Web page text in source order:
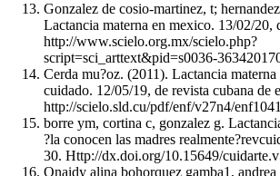
Gonzalez de cosio-martinez, t;
Lactancia materna en mexico. 13/02/20,
http://www.scielo.org.mx/scielo.php?
script=sci_arttext&pid=s0036-
Cerda mu?oz. (2011). Lactancia
cuidado. 12/05/19, de revista cubana de
http://scielo.sld.cu/pdf/enf/v27n4/
borre ym, cortina c, gonzalez g.
?la conocen las madres
30. Http://dx.doi.org/10.15649/
Onaidy alina bohorquez gamba1, andrea